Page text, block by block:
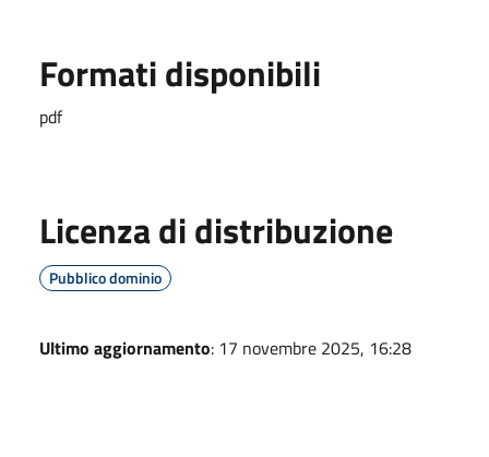
Formati disponibili
pdf
Licenza di distribuzione
Pubblico dominio
Ultimo aggiornamento: 17 novembre 2025, 16:28